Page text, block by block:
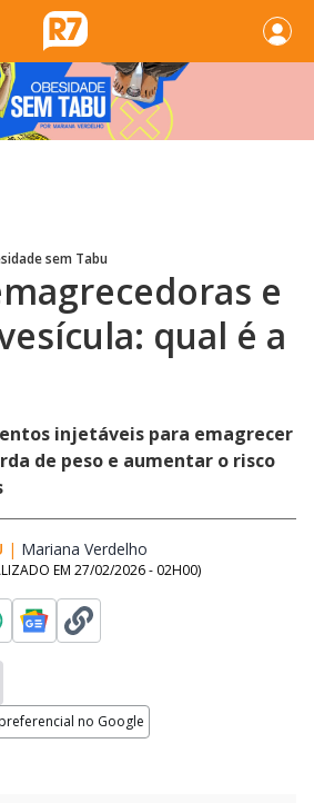
sem Tabu
e
qual é a
injetáveis para emagrecer
de peso e aumentar o risco
| Mariana Verdelho
EM 27/02/2026 - 02H00)
no Google